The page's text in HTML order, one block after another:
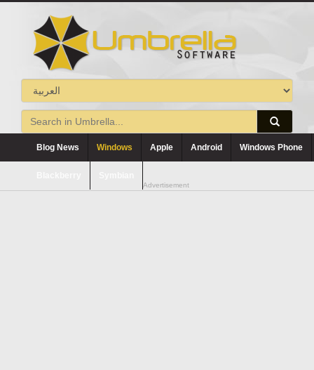
Blog News Windows Apple Android Windows Phone
Advertisement